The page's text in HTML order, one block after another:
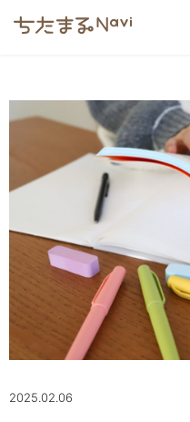
2025.02.06